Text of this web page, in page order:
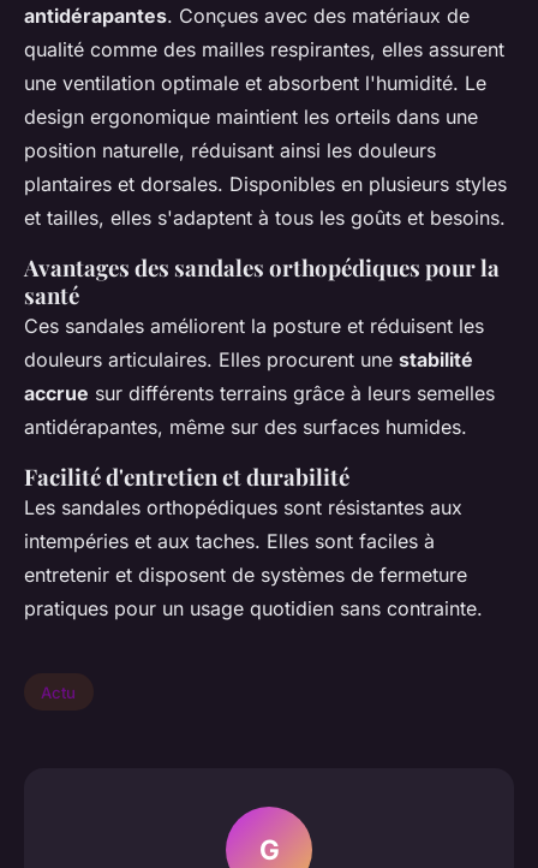
antidérapantes. Conçues avec des matériaux de
qualité comme des mailles respirantes, elles assurent
une ventilation optimale et absorbent l'humidité. Le
design ergonomique maintient les orteils dans une
position naturelle, réduisant ainsi les douleurs
plantaires et dorsales. Disponibles en plusieurs styles
et tailles, elles s'adaptent à tous les goûts et besoins.
Avantages des sandales orthopédiques pour la
santé
Ces sandales améliorent la posture et réduisent les
douleurs articulaires. Elles procurent une stabilité
accrue sur différents terrains grâce à leurs semelles
antidérapantes, même sur des surfaces humides.
Facilité d'entretien et durabilité
Les sandales orthopédiques sont résistantes aux
intempéries et aux taches. Elles sont faciles à
entretenir et disposent de systèmes de fermeture
pratiques pour un usage quotidien sans contrainte.
Actu
G